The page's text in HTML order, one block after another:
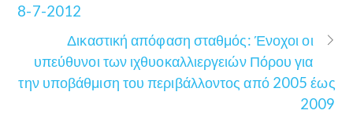
8-7-2012
Δικαστική απόφαση σταθμός: Ένοχοι οι
υπεύθυνοι των ιχθυοκαλλιεργειών Πόρου για
την υποβάθμιση του περιβάλλοντος από 2005 έως
2009